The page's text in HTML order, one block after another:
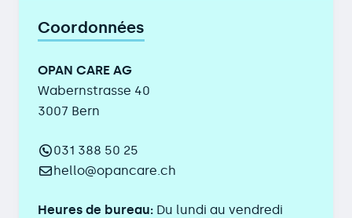
Coordonnées
OPAN CARE AG
Wabernstrasse 40
3007 Bern
031 388 50 25
hello@opancare.ch
Heures de bureau: Du lundi au vendredi